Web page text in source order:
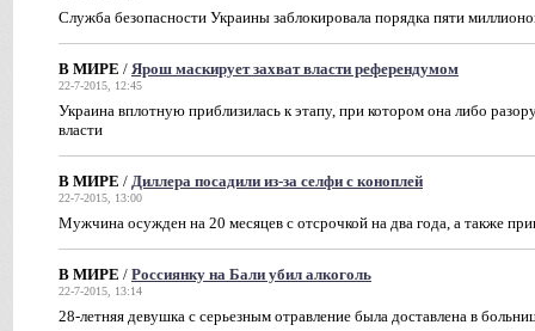
Служба безопасности Украины заблокировала порядка пяти
В МИРЕ / Ярош маскирует захват власти референдумом
22-7-2015, 12:45
Украина вплотную приблизилась к этапу, при котором она либо
власти
В МИРЕ / Диллера посадили из-за селфи с коноплей
22-7-2015, 13:00
Мужчина осужден на 20 месяцев с отсрочкой на два года, а также
В МИРЕ / Россиянку на Бали убил алкоголь
22-7-2015, 13:14
28-летняя девушка с серьезным отравление была доставлена в